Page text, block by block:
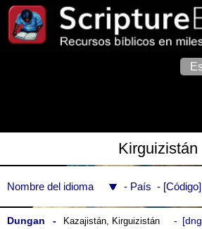
Kirguizistán
Nombre del idioma País Código
Dungan Kazajistán, Kirguizistán dng